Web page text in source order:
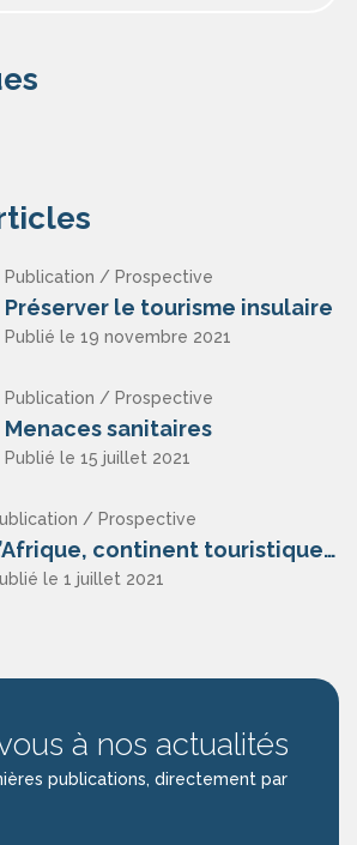
Publication / Prospective
Préserver le tourisme insulaire
Publié le 19 novembre 2021
Publication / Prospective
Menaces sanitaires
Publié le 15 juillet 2021
/ Prospective
L’Afrique, continent touristique ?
le 1 juillet 2021
à nos actualités
publications, directement par